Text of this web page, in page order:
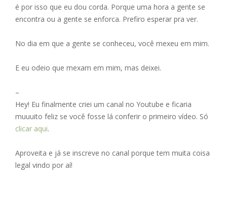
é por isso que eu dou corda. Porque uma hora a gente se
encontra ou a gente se enforca. Prefiro esperar pra ver.
No dia em que a gente se conheceu, você mexeu em mim.
E eu odeio que mexam em mim, mas deixei.
–
Hey! Eu finalmente criei um canal no Youtube e ficaria
muuuito feliz se você fosse lá conferir o primeiro vídeo. Só
clicar aqui.
Aproveita e já se inscreve no canal porque tem muita coisa
legal vindo por aí!